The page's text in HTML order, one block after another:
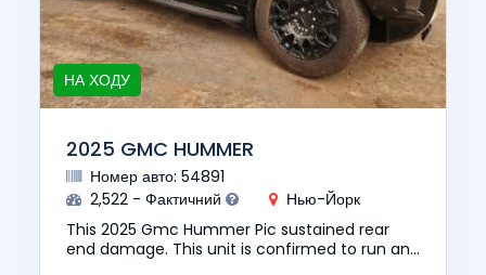
НА ХОДУ
2025 GMC HUMMER
Номер авто: 54891
2,522 - Фактичний
Нью-Йорк
This 2025 Gmc Hummer Pic sustained rear
end damage. This unit is confirmed to run and